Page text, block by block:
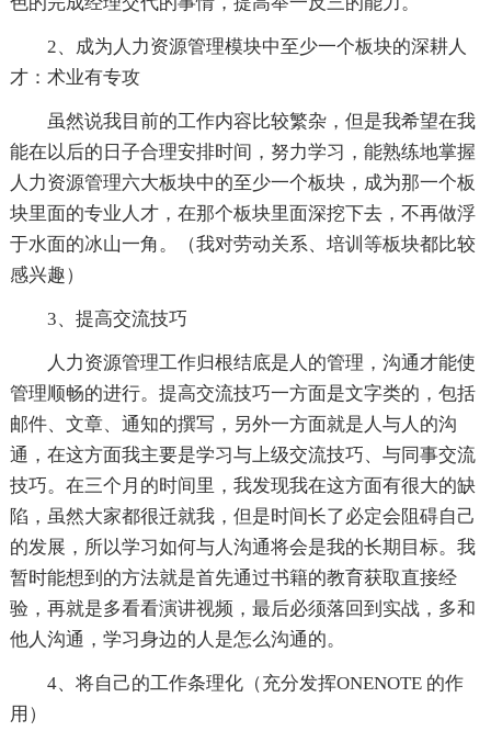
2、成为人力资源管理模块中至少一个板块的深耕人
才：术业有专攻
虽然说我目前的工作内容比较繁杂，但是我希望在我
能在以后的日子合理安排时间，努力学习，能熟练地掌握
人力资源管理六大板块中的至少一个板块，成为那一个板
块里面的专业人才，在那个板块里面深挖下去，不再做浮
于水面的冰山一角。（我对劳动关系、培训等板块都比较
感兴趣）
3、提高交流技巧
人力资源管理工作归根结底是人的管理，沟通才能使
管理顺畅的进行。提高交流技巧一方面是文字类的，包括
邮件、文章、通知的撰写，另外一方面就是人与人的沟
通，在这方面我主要是学习与上级交流技巧、与同事交流
技巧。在三个月的时间里，我发现我在这方面有很大的缺
陷，虽然大家都很迁就我，但是时间长了必定会阻碍自己
的发展，所以学习如何与人沟通将会是我的长期目标。我
暂时能想到的方法就是首先通过书籍的教育获取直接经
验，再就是多看看演讲视频，最后必须落回到实战，多和
他人沟通，学习身边的人是怎么沟通的。
4、将自己的工作条理化（充分发挥ONENOTE 的作
用）